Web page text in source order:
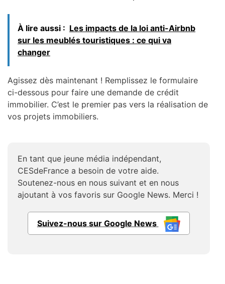
À lire aussi : Les impacts de la loi anti-Airbnb
sur les meublés touristiques : ce qui va
changer
Agissez dès maintenant ! Remplissez le formulaire
ci-dessous pour faire une demande de crédit
immobilier. C’est le premier pas vers la réalisation de
vos projets immobiliers.
En tant que jeune média indépendant,
CESdeFrance a besoin de votre aide.
Soutenez-nous en nous suivant et en nous
ajoutant à vos favoris sur Google News. Merci !
Suivez-nous sur Google News